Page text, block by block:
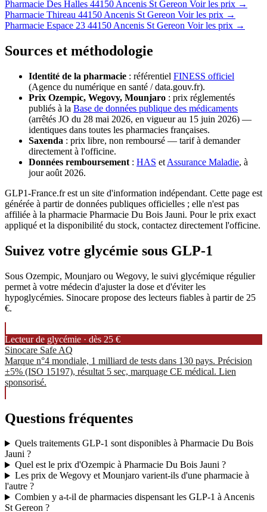
Pharmacie Des Halles 44150 Ancenis St Gereon Voir les prix →
Pharmacie Thireau 44150 Ancenis St Gereon Voir les prix →
Pharmacie Espace 23 44150 Ancenis St Gereon Voir les prix →
Sources et méthodologie
Identité de la pharmacie : référentiel FINESS officiel
(Agence du numérique en santé / data.gouv.fr).
Prix Ozempic, Wegovy, Mounjaro : prix réglementés
publiés à la Base de données publique des médicaments
(arrêtés JO du 28 mai 2026, en vigueur au 15 juin 2026) —
identiques dans toutes les pharmacies françaises.
Saxenda : prix libre, non remboursé — tarif à demander
directement à l'officine.
Données remboursement : HAS et Assurance Maladie, à
jour août 2026.
GLP1-France.fr est un site d'information indépendant. Cette page est
générée à partir de données publiques officielles ; elle n'est pas
affiliée à la pharmacie Pharmacie Du Bois Jauni. Pour le prix exact
appliqué et la disponibilité du stock, contactez directement l'officine.
Suivez votre glycémie sous GLP-1
Sous Ozempic, Mounjaro ou Wegovy, le suivi glycémique régulier
permet à votre médecin d'ajuster la dose et d'éviter les
hypoglycémies. Sinocare propose des lecteurs fiables à partir de 25
€.
Lecteur de glycémie · dès 25 €
Sinocare Safe AQ
Marque n°4 mondiale, 1 milliard de tests dans 130 pays. Précision
±5% (ISO 15197), résultat 5 sec, marquage CE médical. Lien
sponsorisé.
Questions fréquentes
Quels traitements GLP-1 sont disponibles à Pharmacie Du Bois
Jauni ?
Quel est le prix d'Ozempic à Pharmacie Du Bois Jauni ?
Les prix de Wegovy et Mounjaro varient-ils d'une pharmacie à
l'autre ?
Combien y a-t-il de pharmacies dispensant les GLP-1 à Ancenis
St Gereon ?